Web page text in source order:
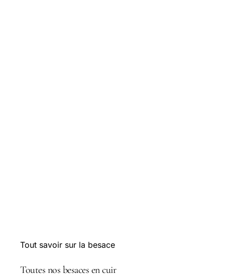
Tout savoir sur la besace
Toutes nos besaces en cuir